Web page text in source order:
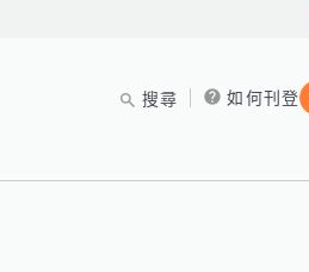
搜尋 如何刊登